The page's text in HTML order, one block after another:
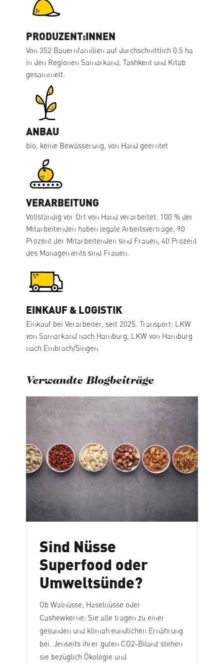
PRODUZENT:INNEN
Von 352 Bauernfamilien auf durchschnittlich 0.5 ha
in den Regionen Samarkand, Tashkent und Kitab
gesammelt.
ANBAU
bio, keine Bewässerung, von Hand geerntet
VERARBEITUNG
Vollständig vor Ort von Hand verarbeitet. 100 % der
Mitarbeitenden haben legale Arbeitsverträge, 90
Prozent der Mitarbeitenden sind Frauen, 40 Prozent
des Managements sind Frauen.
EINKAUF & LOGISTIK
Einkauf bei Verarbeiter, seit 2025. Transport: LKW
von Samarkand nach Hamburg, LKW von Hamburg
nach Embrach/Singen.
Verwandte Blogbeiträge
Sind Nüsse
Superfood oder
Umweltsünde?
Ob Walnüsse, Haselnüsse oder
Cashewkerne: Sie alle tragen zu einer
gesunden und klimafreundlichen Ernährung
bei. Jenseits ihrer guten CO2-Bilanz stehen
sie bezüglich Ökologie und